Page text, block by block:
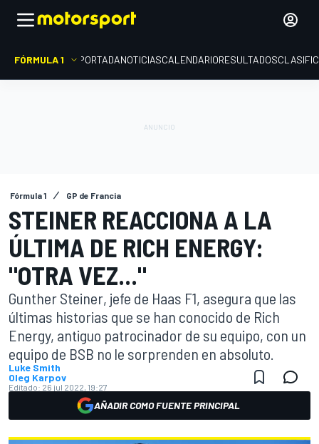
FÓRMULA 1 PORTADANOTICIASCALENDARIORESULTADOS
Fórmula 1 GP de Francia
STEINER REACCIONA A LA
ÚLTIMA DE RICH ENERGY:
"OTRA VEZ..."
Gunther Steiner, jefe de Haas F1, asegura que las
últimas historias que se han conocido de Rich
Energy, antiguo patrocinador de su equipo, con un
equipo de BSB no le sorprenden en absoluto.
Luke Smith
Oleg Karpov
Editado: 26 jul 2022, 19:27
AÑADIR COMO FUENTE PRINCIPAL